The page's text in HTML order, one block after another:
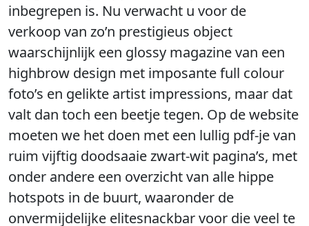
inbegrepen is. Nu verwacht u voor de
verkoop van zo’n prestigieus object
waarschijnlijk een glossy magazine van een
highbrow design met imposante full colour
foto’s en gelikte artist impressions, maar dat
valt dan toch een beetje tegen. Op de website
moeten we het doen met een lullig pdf-je van
ruim vijftig doodsaaie zwart-wit pagina’s, met
onder andere een overzicht van alle hippe
hotspots in de buurt, waaronder de
onvermijdelijke elitesnackbar voor die veel te